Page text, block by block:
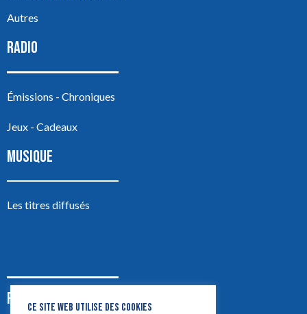
Autres
RADIO
Émissions - Chroniques
Jeux - Cadeaux
MUSIQUE
Les titres diffusés
PODCASTS
CE SITE WEB UTILISE DES COOKIES